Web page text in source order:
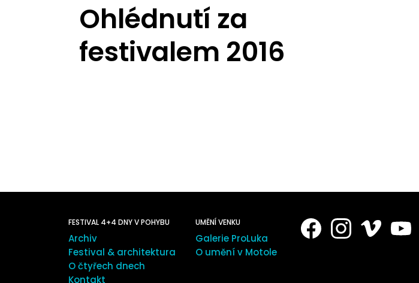
Ohlédnutí za
festivalem 2016
FESTIVAL 4+4 DNY V POHYBU
Archiv
Festival & architektura
O čtyřech dnech
Kontakt
UMĚNÍ VENKU
Galerie ProLuka
O umění v Motole